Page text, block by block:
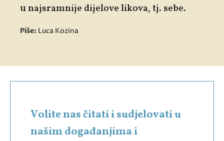
u najsramnije dijelove likova, tj. sebe.
Piše: Luca Kozina
Volite nas čitati i sudjelovati u
našim događanjima i